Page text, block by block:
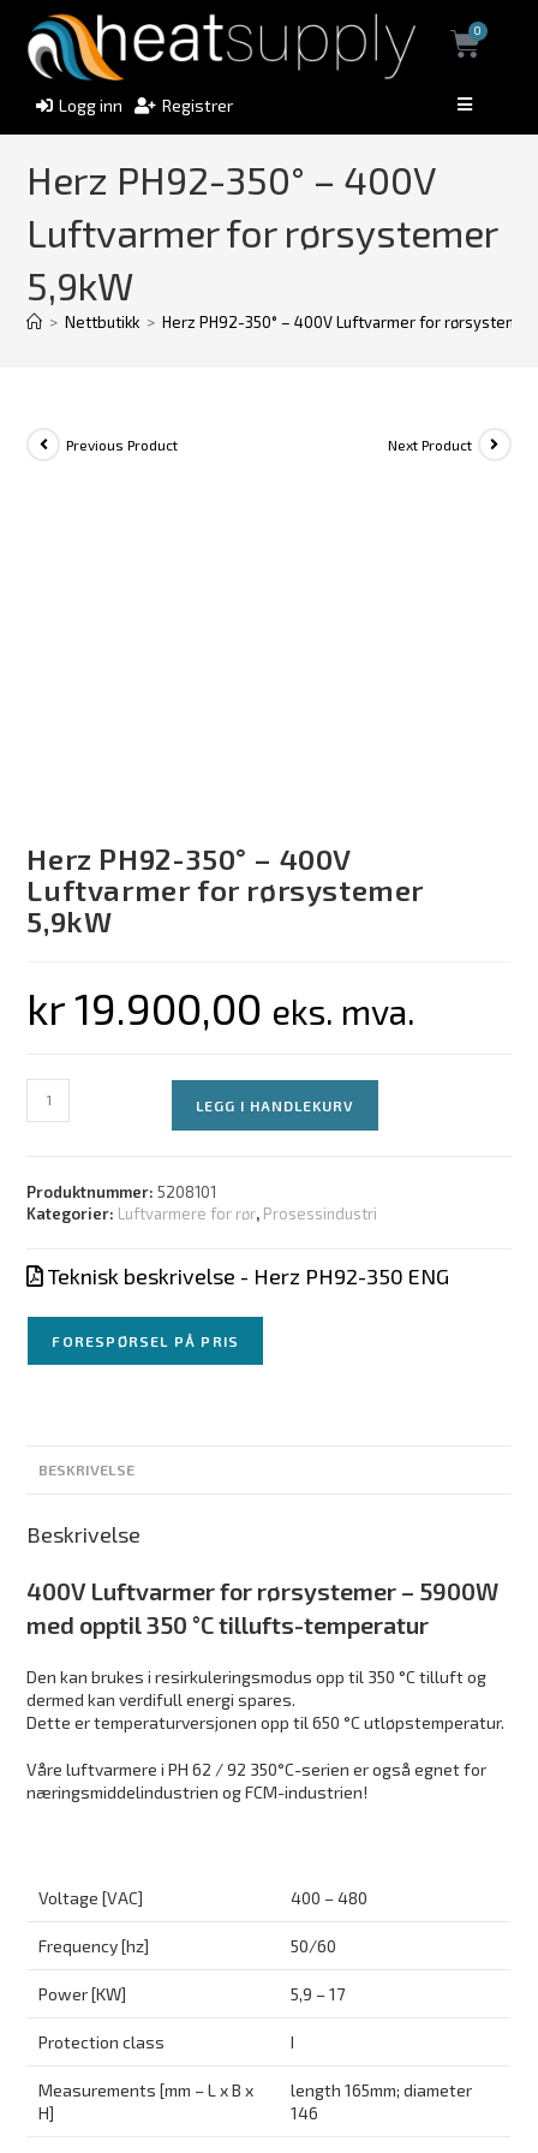
Logg inn Registrer
0
Herz PH92-350° – 400V
Luftvarmer for rørsystemer
5,9kW
> Nettbutikk > Herz PH92-350° – 400V Luftvarmer for rørsystemer
Previous Product Next Product
Herz PH92-350° – 400V
Luftvarmer for rørsystemer
5,9kW
kr19.900,00 eks. mva.
LEGG I HANDLEKURV
Produktnummer:5208101
Kategorier: Luftvarmere for rør, Prosessindustri
Teknisk beskrivelse - Herz PH92-350 ENG
FORESPØRSEL PÅ PRIS
BESKRIVELSE
Beskrivelse
400V Luftvarmer for rørsystemer – 5900W
med opptil 350 °C tillufts-temperatur
Den kan brukes i resirkuleringsmodus opp til 350 °C tilluft og
dermed kan verdifull energi spares.
Dette er temperaturversjonen opp til 650 °C utløpstemperatur.
Våre luftvarmere i PH 62 / 92 350°C-serien er også egnet for
næringsmiddelindustrien og FCM-industrien!
Voltage [VAC] 400 – 480
Frequency [hz] 50/60
Power [KW] 5,9 – 17
Protection class I
Measurements [mm – L x B x
H]
length 165mm; diameter
146